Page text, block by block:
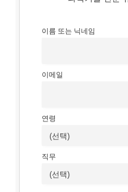
이름 또는 닉네임
이메일
연령
직무